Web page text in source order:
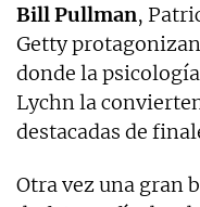
Bill Pullman,
Getty
donde la
Lychn la
destacadas de
Otra vez una gran